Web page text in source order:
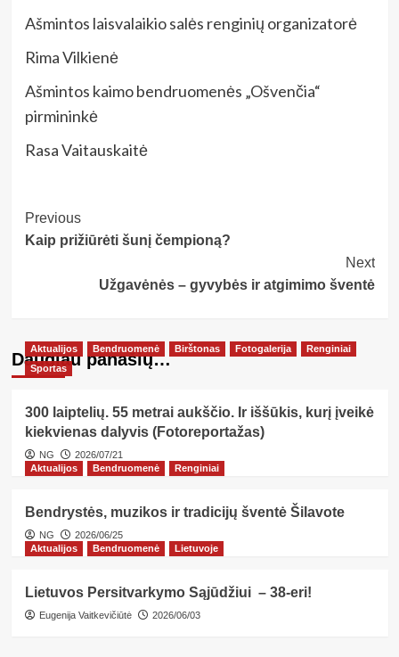
Ašmintos laisvalaikio salės renginių organizatorė
Rima Vilkienė
Ašmintos kaimo bendruomenės „Ošvenčia“
pirmininkė
Rasa Vaitauskaitė
Post
Navigation
Previous
Kaip prižiūrėti šunį čempioną?
Next
Užgavėnės – gyvybės ir atgimimo šventė
Daugiau panašių…
Aktualijos Bendruomenė Birštonas Fotogalerija
Renginiai
Sportas
300 laiptelių. 55 metrai aukščio. Ir iššūkis, kurį įveikė
kiekvienas dalyvis (Fotoreportažas)
NG
2026/07/21
Aktualijos
Bendruomenė Renginiai
Bendrystės, muzikos ir tradicijų šventė Šilavote
NG
2026/06/25
Aktualijos
Bendruomenė Lietuvoje
Lietuvos Persitvarkymo Sąjūdžiui – 38-eri!
Eugenija Vaitkevičiūtė 2026/06/03